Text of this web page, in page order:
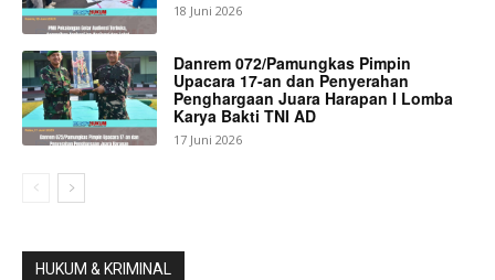
18 Juni 2026
Danrem 072/Pamungkas Pimpin
Upacara 17-an dan Penyerahan
Penghargaan Juara Harapan I Lomba
Karya Bakti TNI AD
17 Juni 2026
HUKUM & KRIMINAL